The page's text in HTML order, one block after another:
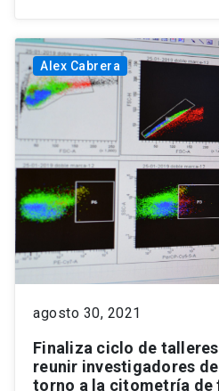
Alex Cabrera
agosto 30, 2021
Finaliza ciclo de
reunir investigadores
torno a la citometría de